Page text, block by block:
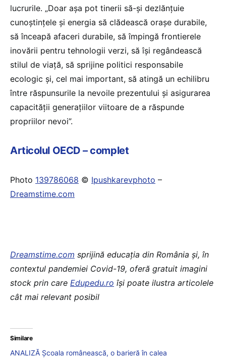
lucrurile. „Doar așa pot tinerii să-și dezlănțuie
cunoștințele și energia să clădească orașe durabile,
să înceapă afaceri durabile, să împingă frontierele
inovării pentru tehnologii verzi, să își regândească
stilul de viață, să sprijine politici responsabile
ecologic și, cel mai important, să atingă un echilibru
între răspunsurile la nevoile prezentului și asigurarea
capacității generațiilor viitoare de a răspunde
propriilor nevoi”.
Articolul OECD – complet
Photo 139786068 © Ipushkarevphoto –
Dreamstime.com
Dreamstime.com sprijină educaţia din România şi, în
contextul pandemiei Covid-19, oferă gratuit imagini
stock prin care Edupedu.ro îşi poate ilustra articolele
cât mai relevant posibil
Similare
ANALIZĂ Școala românească, o barieră în calea